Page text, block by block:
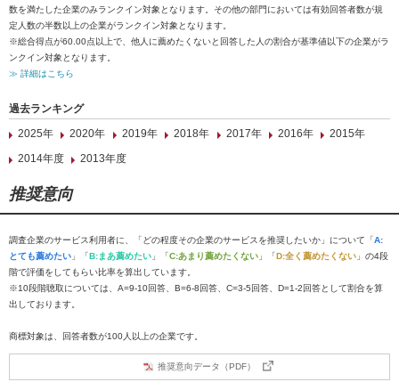
数を満たした企業のみランクイン対象となります。その他の部門においては有効回答者数が規
定人数の半数以上の企業がランクイン対象となります。
※総合得点が60.00点以上で、他人に薦めたくないと回答した人の割合が基準値以下の企業がラ
ンクイン対象となります。
≫ 詳細はこちら
過去ランキング
2025年
2020年 2019年 2018年 2017年 2016年
2015年
2014年度
2013年度
推奨意向
調査企業のサービス利用者に、「どの程度その企業のサービスを推奨したいか」について「A:
とても薦めたい 」「B:まあ薦めたい 」「C:あまり薦めたくない 」「D:全く薦めたくない 」の4段
階で評価をしてもらい比率を算出しています。
※10段階聴取については、A=9-10回答、B=6-8回答、C=3-5回答、D=1-2回答として割合を算
出しております。
商標対象は、回答者数が100人以上の企業です。
推奨意向データ（PDF）